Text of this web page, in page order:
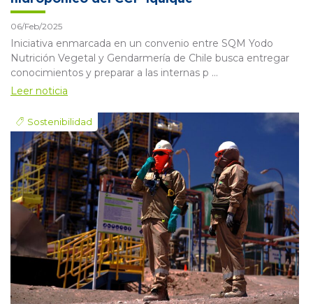
06/Feb/2025
Iniciativa enmarcada en un convenio entre SQM Yodo
Nutrición Vegetal y Gendarmería de Chile busca entregar
conocimientos y preparar a las internas p ...
Leer noticia
Sostenibilidad